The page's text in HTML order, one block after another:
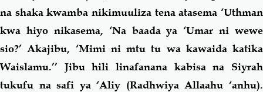
na shaka kwamba nikimuuliza tena atasema ‘Uthman
kwa hiyo nikasema, ‘Na baada ya ‘Umar ni wewe
sio?’ Akajibu, ‘Mimi ni mtu tu wa kawaida katika
Waislamu.’’ Jibu hili linafanana kabisa na Siyrah
tukufu na safi ya ‘Aliy (Radhwiya Allaahu ‘anhu).